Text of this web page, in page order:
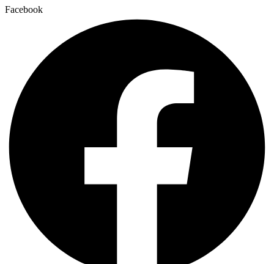
Facebook